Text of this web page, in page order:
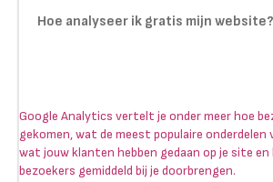
Hoe analyseer ik gratis mijn website?
Google Analytics vertelt je onder meer hoe
gekomen, wat de meest populaire onderdelen
wat jouw klanten hebben gedaan op je site en
bezoekers gemiddeld bij je doorbrengen.